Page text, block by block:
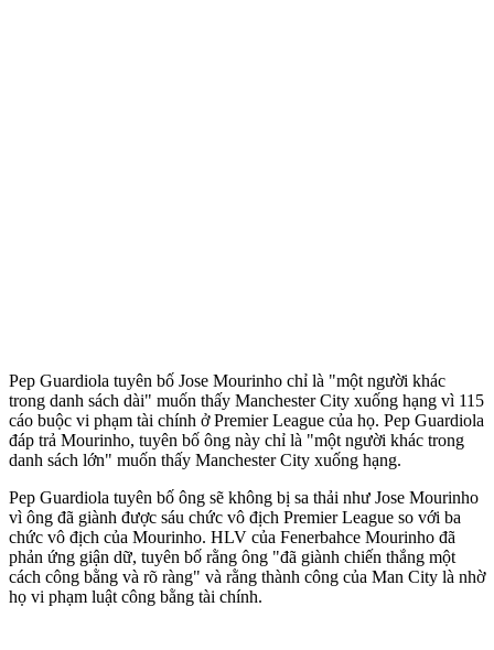
Pep Guardiola tuyên bố Jose Mourinho chỉ là "một người khác
trong danh sách dài" muốn thấy Manchester City xuống hạng vì 115
cáo buộc vi phạm tài chính ở Premier League của họ. Pep Guardiola
đáp trả Mourinho, tuyên bố ông này chỉ là "một người khác trong
danh sách lớn" muốn thấy Manchester City xuống hạng.
Pep Guardiola tuyên bố ông sẽ không bị sa thải như Jose Mourinho
vì ông đã giành được sáu chức vô địch Premier League so với ba
chức vô địch của Mourinho. HLV của Fenerbahce Mourinho đã
phản ứng giận dữ, tuyên bố rằng ông "đã giành chiến thắng một
cách công bằng và rõ ràng" và rằng thành công của Man City là nhờ
họ vi phạm luật công bằng tài chính.